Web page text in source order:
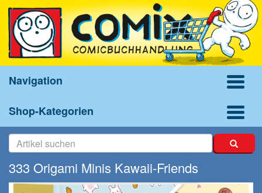
Navigation
Shop-Kategorien
333 Origami Minis Kawaii-Friends